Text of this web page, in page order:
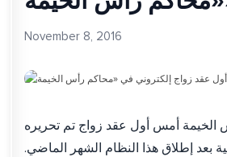
November 8, 2016
أمس أول عقد زواج تم تحريره
بعد إطلاق هذا النظام الشهر الماضي.